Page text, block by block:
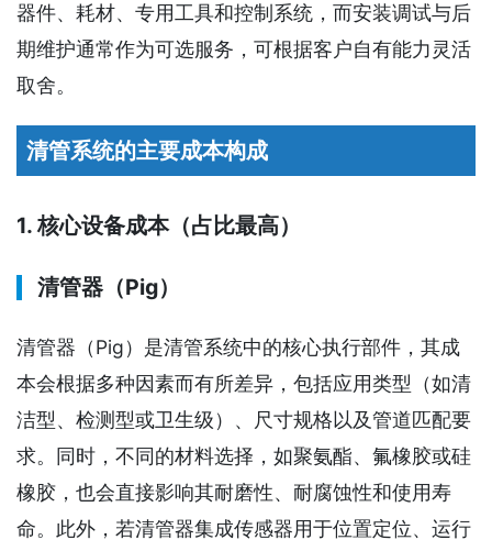
器件、耗材、专用工具和控制系统，而安装调试与后
期维护通常作为可选服务，可根据客户自有能力灵活
取舍。
清管系统的主要成本构成
1. 核心设备成本（占比最高）
清管器（Pig）
清管器（Pig）是清管系统中的核心执行部件，其成
本会根据多种因素而有所差异，包括应用类型（如清
洁型、检测型或卫生级）、尺寸规格以及管道匹配要
求。同时，不同的材料选择，如聚氨酯、氟橡胶或硅
橡胶，也会直接影响其耐磨性、耐腐蚀性和使用寿
命。此外，若清管器集成传感器用于位置定位、运行